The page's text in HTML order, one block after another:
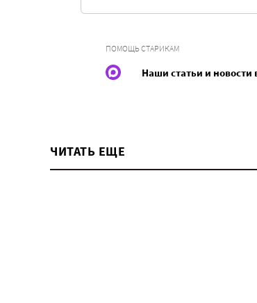
ПОМОЩЬ СТАРИКАМ
Наши статьи и
ЧИТАТЬ ЕЩЕ